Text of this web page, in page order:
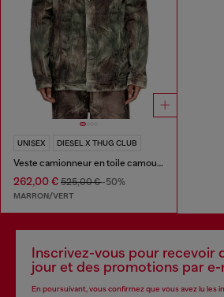
UNISEX DIESEL X THUG CLUB
Veste camionneur en toile camouflage froissée
262,00 € 525,00 €-50%
MARRON/VERT
Inscrivez-vous pour recevoir
jour et des promotions par e-
En poursuivant, vous confirmez que vous avez lu les